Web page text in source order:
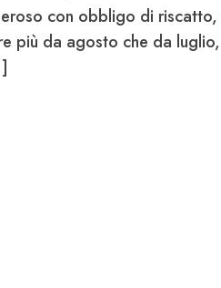
con obbligo di riscatto,
più da agosto che da